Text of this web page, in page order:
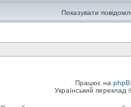
Показувати
Працює на
Український